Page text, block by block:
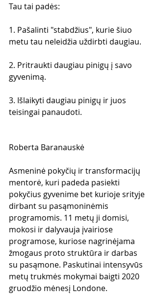
Tau tai padės:
1. Pašalinti "stabdžius", kurie šiuo
metu tau neleidžia uždirbti daugiau.
2. Pritraukti daugiau pinigų į savo
gyvenimą.
3. Išlaikyti daugiau pinigų ir juos
teisingai panaudoti.
Roberta Baranauskė
Asmeninė pokyčių ir transformacijų
mentorė, kuri padeda pasiekti
pokyčius gyvenime bet kurioje srityje
dirbant su pasąmoninėmis
programomis. 11 metų ji domisi,
mokosi ir dalyvauja įvairiose
programose, kuriose nagrinėjama
žmogaus proto struktūra ir darbas
su pasąmone. Paskutinai intensyvūs
metų trukmės mokymai baigti 2020
gruodžio mėnesį Londone.